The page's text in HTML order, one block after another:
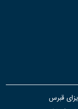
قبرس